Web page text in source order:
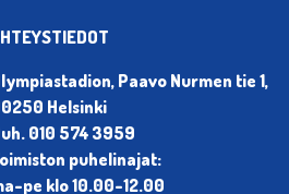
Paavo Nurmen tie 1,
Helsinki
010 574 3959
puhelinajat:
pe klo 10.00-12.00